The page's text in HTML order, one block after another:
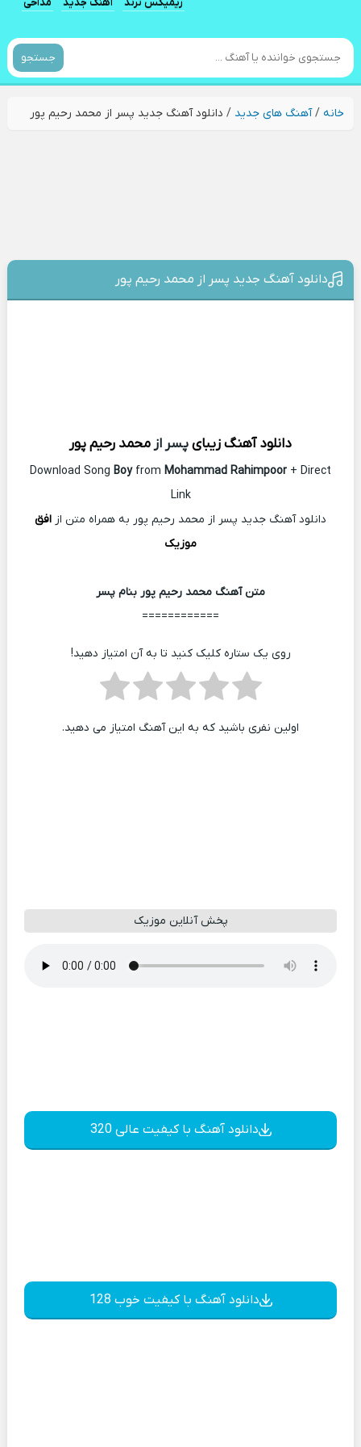
جستجو
خانه/آهنگ های جدید / دانلود آهنگ جدید پسر از محمد رحیم پور
دانلود آهنگ جدید پسر از محمد رحیم پور
دانلود آهنگ زیبایپسر ازمحمد رحیم پور
Download Song Boyfrom Mohammad Rahimpoor + Direct
Link
دانلود آهنگ جدید پسر از محمد رحیم پور به همراه متن از افق
موزیک
متن آهنگ محمد رحیم پور بنام پسر
============
روی یک ستاره کلیک کنید تا به آن امتیاز دهید!
اولین نفری باشید که به این آهنگ امتیاز می دهید.
پخش آنلاین موزیک
دانلود آهنگ با کیفیت عالی 320
دانلود آهنگ با کیفیت خوب 128